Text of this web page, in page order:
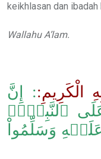
keikhlasan dan ibadah
Wallahu A’lam.
الْكَرِيمِ:: إِنَّ
عَلَى ٱلنَّبِيِّۚ
عَلَيۡهِ وَسَلِّمُواْ